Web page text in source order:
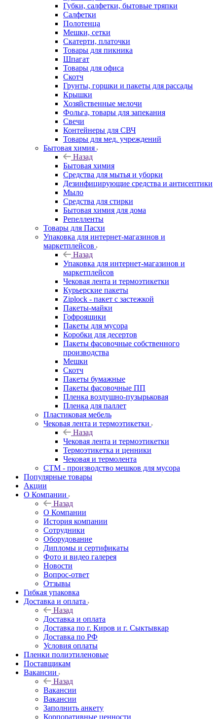
Губки, салфетки, бытовые тряпки
Салфетки
Полотенца
Мешки, сетки
Скатерти, платочки
Товары для пикника
Шпагат
Товары для офиса
Скотч
Грунты, горшки и пакеты для рассады
Крышки
Хозяйственные мелочи
Фольга, товары для запекания
Свечи
Контейнеры для СВЧ
Товары для мед. учреждений
Бытовая химия
Назад
Бытовая химия
Средства для мытья и уборки
Дезинфицирующие средства и антисептики
Мыло
Средства для стирки
Бытовая химия для дома
Репелленты
Товары для Пасхи
Упаковка для интернет-магазинов и
маркетплейсов
Назад
Упаковка для интернет-магазинов и
маркетплейсов
Чековая лента и термоэтикетки
Курьерские пакеты
Ziplock - пакет с застежкой
Пакеты-майки
Гофроящики
Пакеты для мусора
Коробки для десертов
Пакеты фасовочные собственного
производства
Мешки
Скотч
Пакеты бумажные
Пакеты фасовочные ПП
Пленка воздушно-пузырьковая
Пленка для паллет
Пластиковая мебель
Чековая лента и термоэтикетки
Назад
Чековая лента и термоэтикетки
Термоэтикетка и ценники
Чековая и термолента
СТМ - производство мешков для мусора
Популярные товары
Акции
О Компании
Назад
О Компании
История компании
Сотрудники
Оборудование
Дипломы и сертификаты
Фото и видео галерея
Новости
Вопрос-ответ
Отзывы
Гибкая упаковка
Доставка и оплата
Назад
Доставка и оплата
Доставка по г. Киров и г. Сыктывкар
Доставка по РФ
Условия оплаты
Пленки полиэтиленовые
Поставщикам
Вакансии
Назад
Вакансии
Вакансии
Заполнить анкету
Корпоративные ценности